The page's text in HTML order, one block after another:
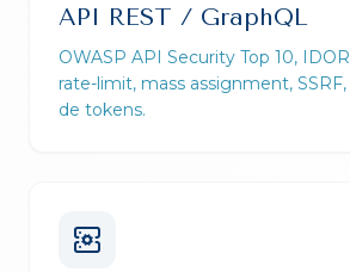
API REST / GraphQL
OWASP API Security Top 10,
rate-limit, mass assignment,
de tokens.